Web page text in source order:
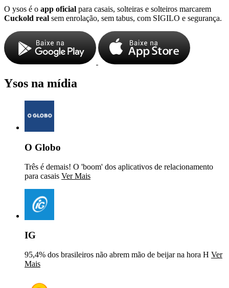
O ysos é o app oficial para casais, solteiras e solteiros marcarem
Cuckold real sem enrolação, sem tabus, com SIGILO e segurança.
Ysos na mídia
O Globo
Três é demais! O 'boom' dos aplicativos de relacionamento
para casais Ver Mais
IG
95,4% dos brasileiros não abrem mão de beijar na hora H Ver
Mais